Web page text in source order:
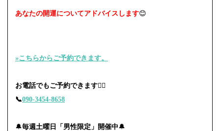
あなたの開運についてアドバイスします😊
»こちらからご予約できます。
お電話でもご予約できます🙇‍♀️
📞090-3454-8658
🔔毎週土曜日「男性限定」開催中🔔